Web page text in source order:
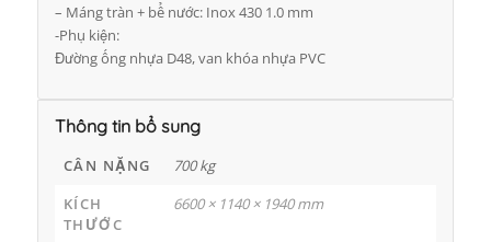
– Máng tràn + bể nước: Inox 430 1.0 mm
-Phụ kiện:
Đường ống nhựa D48, van khóa nhựa PVC
Thông tin bổ sung
CÂN NẶNG
700 kg
KÍCH
THƯỚC
6600 × 1140 × 1940 mm